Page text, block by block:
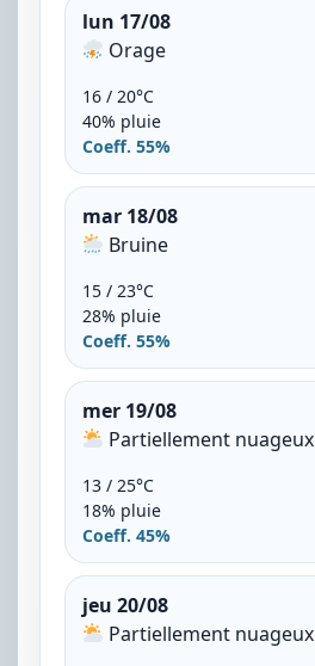
lun 17/08
Orage
16 / 20°C
40% pluie
Coeff. 55%
mar 18/08
Bruine
15 / 23°C
28% pluie
Coeff. 55%
mer 19/08
Partiellement nuageux
13 / 25°C
18% pluie
Coeff. 45%
jeu 20/08
Partiellement nuageux